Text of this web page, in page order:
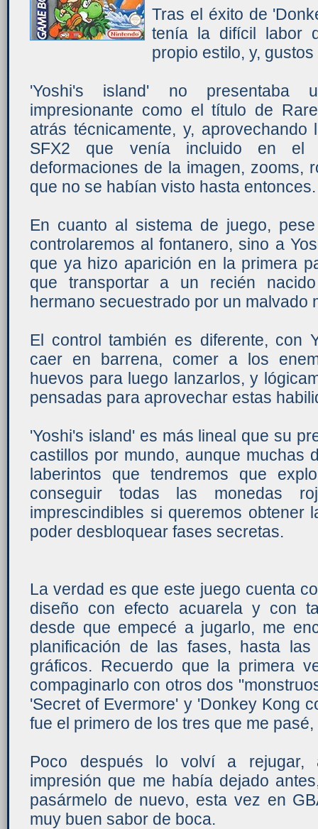
Tras el éxito de
tenía la difícil labor
propio estilo, y,
'Yoshi's island' no presentaba
impresionante como el título de
atrás técnicamente, y,
SFX2 que venía incluido en el
deformaciones de la imagen, zooms,
que no se habían visto hasta entonces.
En cuanto al sistema de juego,
controlaremos al fontanero, sino a
que ya hizo aparición en la primera
que transportar a un recién
hermano secuestrado por un malvado
El control también es diferente, con
caer en barrena, comer a los
huevos para luego lanzarlos, y
pensadas para aprovechar estas
'Yoshi's island' es más lineal que su
castillos por mundo, aunque muchas
laberintos que tendremos que
conseguir todas las monedas
imprescindibles si queremos obtener
poder desbloquear fases secretas.
La verdad es que este juego cuenta
diseño con efecto acuarela y con
desde que empecé a jugarlo, me
planificación de las fases, hasta
gráficos. Recuerdo que la primera
compaginarlo con otros dos
'Secret of Evermore' y 'Donkey Kong
fue el primero de los tres que me pasé,
Poco después lo volví a rejugar,
impresión que me había dejado
pasármelo de nuevo, esta vez en
muy buen sabor de boca.